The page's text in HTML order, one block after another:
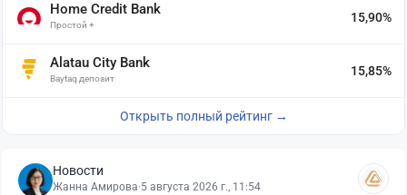
Home Credit Bank
Простой +
15,90%
Alatau City Bank
Baytaq депозит
15,85%
Открыть полный рейтинг →
Новости
Жанна Амирова·5 августа 2026 г., 11:54